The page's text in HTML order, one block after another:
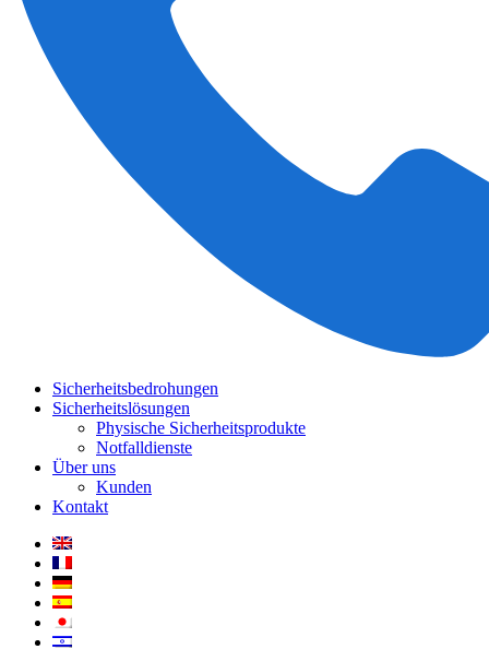
Sicherheitsbedrohungen
Sicherheitslösungen
Physische Sicherheitsprodukte
Notfalldienste
Über uns
Kunden
Kontakt